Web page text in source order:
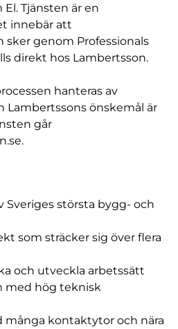
Tjänsten är en
innebär att
sker genom Professionals
direkt hos Lambertsson.
hanteras av
Lambertssons önskemål är
går
Sveriges största bygg- och
som sträcker sig över flera
och utveckla arbetssätt
med hög teknisk
många kontaktytor och nära